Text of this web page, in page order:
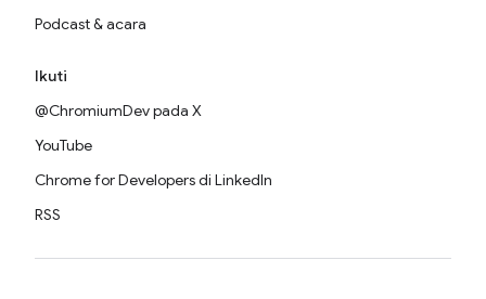
Podcast & acara
Ikuti
@ChromiumDev pada X
YouTube
Chrome for Developers di LinkedIn
RSS